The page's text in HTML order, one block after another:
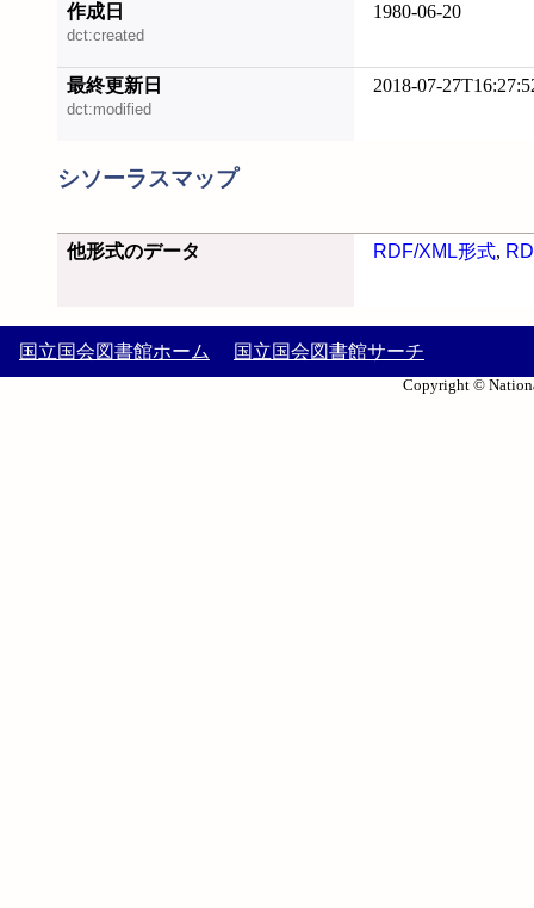
作成日
dct:created
1980-06-20
最終更新日
dct:modified
2018-07-
シソーラスマップ
他形式のデータ RDF/XML形式,
国立国会図書館ホーム 国立国会図書館サーチ
Copyright ©